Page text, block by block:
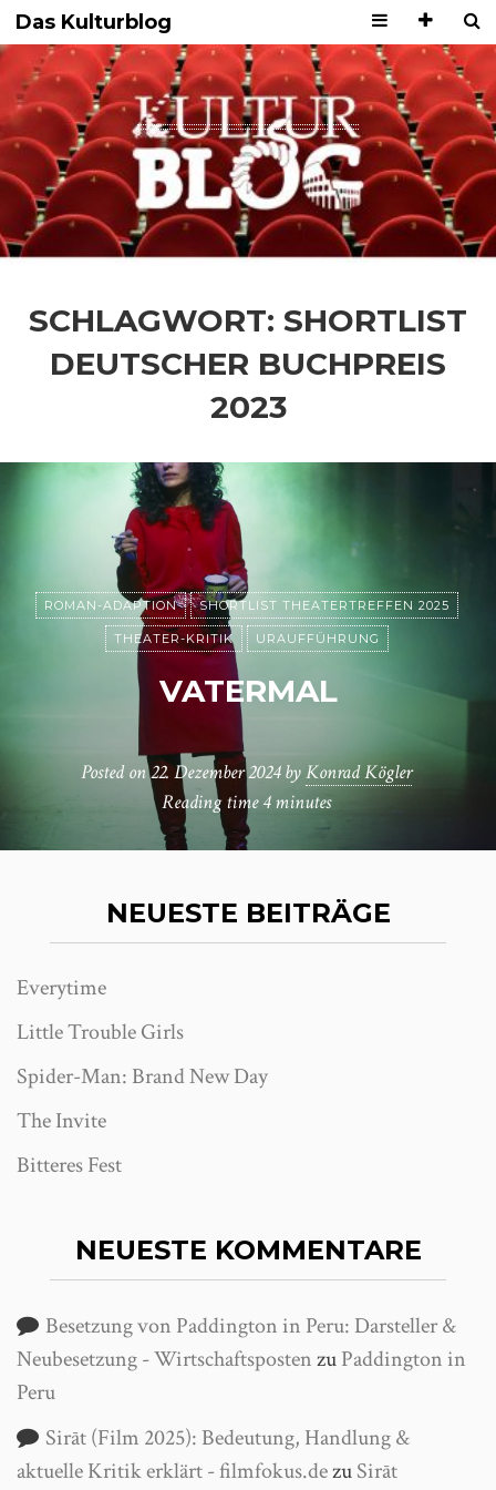
Das Kulturblog
SCHLAGWORT: SHORTLIST
DEUTSCHER BUCHPREIS
2023
ROMAN-ADAPTION SHORTLIST THEATERTREFFEN 2025
THEATER-KRITIK URAUFFÜHRUNG
VATERMAL
Posted on22. Dezember 2024 byKonrad Kögler
Reading time4 minutes
NEUESTE BEITRÄGE
Everytime
Little Trouble Girls
Spider-Man: Brand New Day
The Invite
Bitteres Fest
NEUESTE KOMMENTARE
Besetzung von Paddington in Peru: Darsteller &
Neubesetzung - WirtschaftspostenzuPaddington in
Peru
Sirāt (Film 2025): Bedeutung, Handlung &
aktuelle Kritik erklärt - filmfokus.dezuSirāt